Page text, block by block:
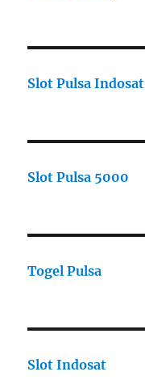
Slot Pulsa Indosat
Slot Pulsa 5000
Togel Pulsa
Slot Indosat